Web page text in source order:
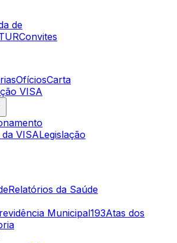
de
Convites
OfíciosCarta
VISA
VISALegislação
Relatórios da Saúde
Municipal193Atas dos